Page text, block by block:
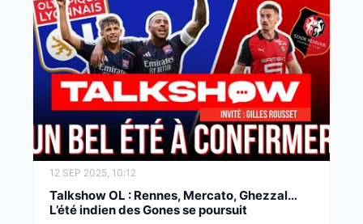
12 SEP 2025, 10:12
Talkshow OL : Rennes, Mercato, Ghezzal…
L’été indien des Gones se poursuit